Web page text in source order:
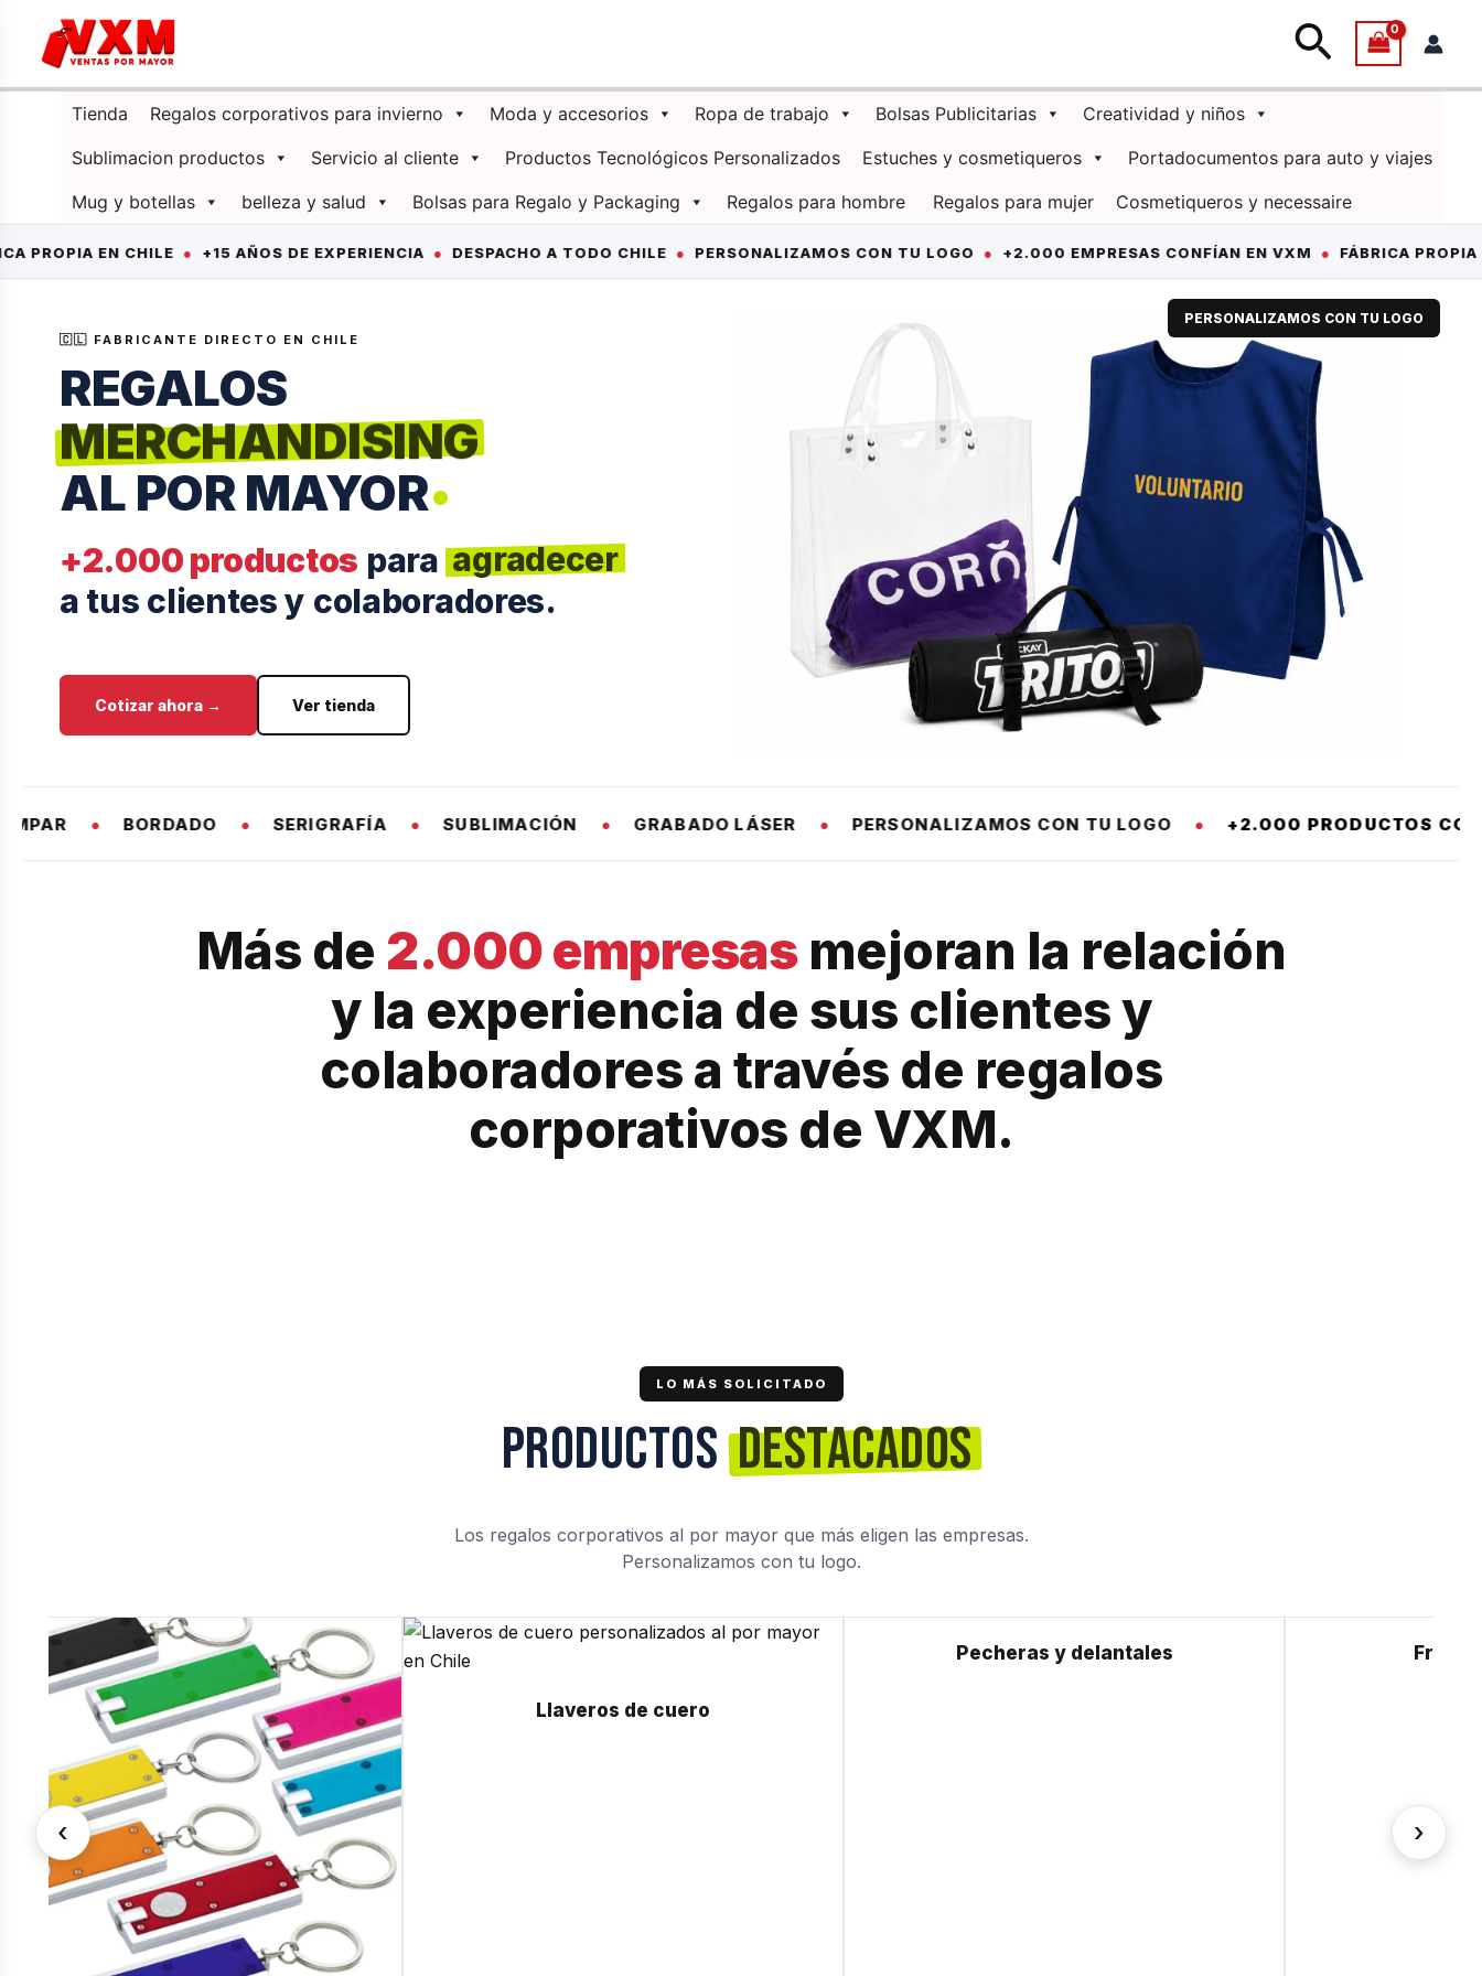
contenido
Buscar
Tienda Regalos corporativos para invierno Moda y accesorios Ropa de trabajo Bolsas Publicitarias
Creatividad y niños
Sublimacion productos
Servicio al cliente Productos Tecnológicos Personalizados Estuches y cosmetiqueros
Portadocumentos para auto y viajes
Mug y botellas
belleza y salud Bolsas para Regalo y Packaging Regalos para hombre Regalos para mujer Cosmetiqueros y necessaire
EN CHILE●+15 AÑOS DE EXPERIENCIA●DESPACHO A TODO CHILE●PERSONALIZAMOS CON TU LOGO●+2.000 EMPRESAS CONFÍAN EN VXM ●FÁBRICA PROPIA EN
🇨🇱 FABRICANTE DIRECTO EN CHILE
REGALOS
CORPORATIVOS
PUBLICITARIOS
MERCHANDISING
AL POR MAYOR
+2.000 productos paraagradecer
premiar
a tus clientes y colaboradores.
Cotizar ahora → Ver tienda
PERSONALIZAMOS CON TU LOGO
SUBLIMACIÓN GRABADO LÁSER PERSONALIZAMOS CON TU LOGO +2.000 PRODUCTOS CORPORATIVOS Y
Más de 2.000 empresasmejoran la relación
y la experiencia de sus clientes y
colaboradores a través de regalos
corporativos de VXM.
LO MÁS SOLICITADO
PRODUCTOSDESTACADOS
Los regalos corporativos al por mayor que más eligen las empresas.
Personalizamos con tu logo.
‹ ›
Llaveros de cuero Pecheras y delantales